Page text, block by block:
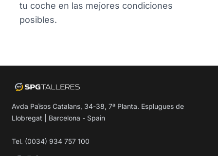
tu coche en las mejores condiciones
posibles.
Avda Països Catalans, 34-38, 7ª Planta. Esplugues de
Llobregat | Barcelona - Spain
Tel. (0034) 934 757 100